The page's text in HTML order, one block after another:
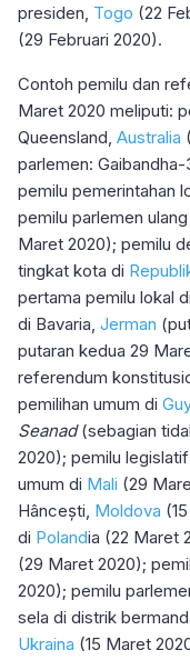
presiden, Togo (22
(29 Februari 2020).
Contoh pemilu dan
Maret 2020 meliputi:
Queensland, Australia
parlemen:
pemilu pemerintahan
pemilu parlemen
Maret 2020); pemilu
tingkat kota di
pertama pemilu lokal di
di Bavaria, Jerman
putaran kedua 29
referendum
pemilihan umum di
Seanad(sebagian
2020); pemilu
umum di Mali (29
Hâncești, Moldova
di Polandia (22 Maret
(29 Maret 2020);
2020); pemilu
sela di distrik
Ukraina (15 Maret